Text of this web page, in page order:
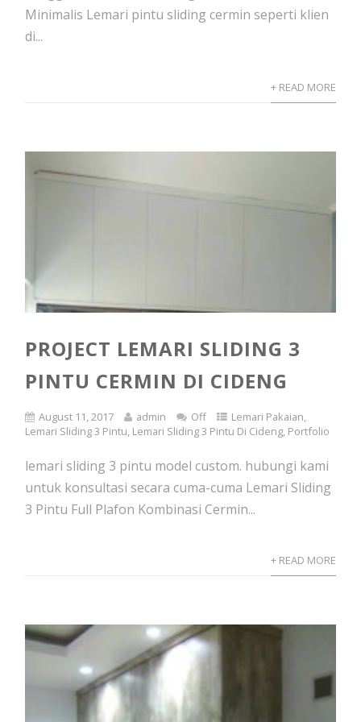
Minimalis Lemari pintu sliding cermin seperti klien
di...
+ READ MORE
PROJECT LEMARI SLIDING 3
PINTU CERMIN DI CIDENG
August 11, 2017 admin Off Lemari Pakaian,
Lemari Sliding 3 Pintu, Lemari Sliding 3 Pintu Di Cideng, Portfolio
lemari sliding 3 pintu model custom. hubungi kami
untuk konsultasi secara cuma-cuma Lemari Sliding
3 Pintu Full Plafon Kombinasi Cermin...
+ READ MORE